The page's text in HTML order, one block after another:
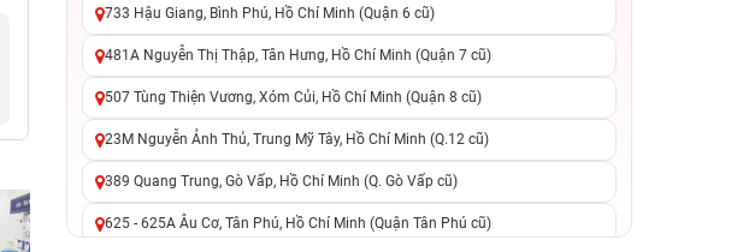
chuyển đổi, 0 gọi người thân
chuyển đổi, 0 gọi người thân
733 Hậu Giang, Bình Phú, Hồ Chí Minh (Quận 6 cũ)
481A Nguyễn Thị Thập, Tân Hưng, Hồ Chí Minh (Quận 7 cũ)
507 Tùng Thiện Vương, Xóm Củi, Hồ Chí Minh (Quận 8 cũ)
23M Nguyễn Ảnh Thủ, Trung Mỹ Tây, Hồ Chí Minh (Q.12 cũ)
389 Quang Trung, Gò Vấp, Hồ Chí Minh (Q. Gò Vấp cũ)
625 - 625A Âu Cơ, Tân Phú, Hồ Chí Minh (Quận Tân Phú cũ)